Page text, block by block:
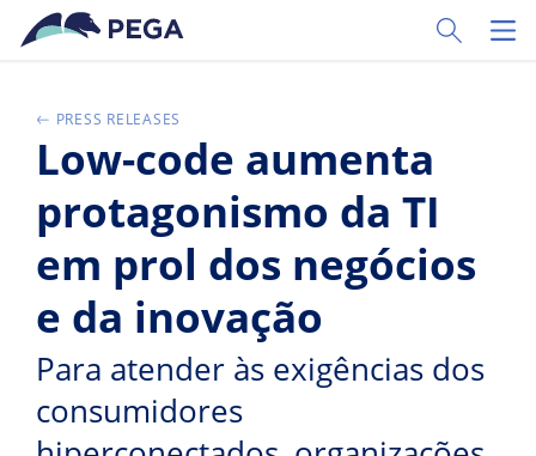
Zum Hauptinhalt wechseln
Toggle
PRESS RELEASES
Low-code aumenta
protagonismo da TI
em prol dos negócios
e da inovação
Para atender às exigências dos
consumidores